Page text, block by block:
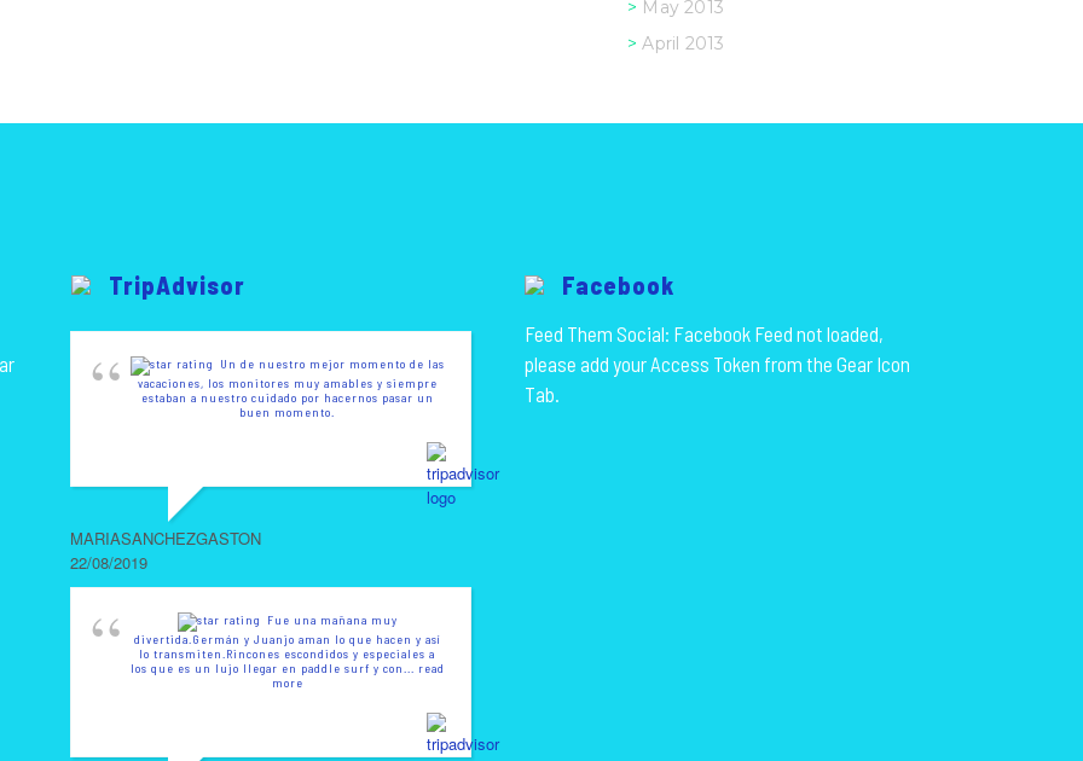
May 2013
April 2013
TripAdvisor
Un de nuestro mejor momento de las
vacaciones, los monitores muy amables y siempre
estaban a nuestro cuidado por hacernos pasar un
buen momento.
MARIASANCHEZGASTON
22/08/2019
Fue una mañana muy
divertida.Germán y Juanjo aman lo que hacen y así
lo transmiten.Rincones escondidos y especiales a
los que es un lujo llegar en paddle surf y con
... read
more
Facebook
Feed Them Social: Facebook Feed not loaded,
please add your Access Token from the Gear Icon
Tab.